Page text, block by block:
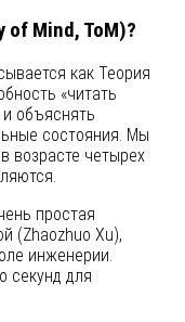
of Mind, ToM)?
как Теория
«читать
объяснять
состояния. Мы
возрасте четырех
простая
(Zhaozhuo Xu),
инженерии.
секунд для